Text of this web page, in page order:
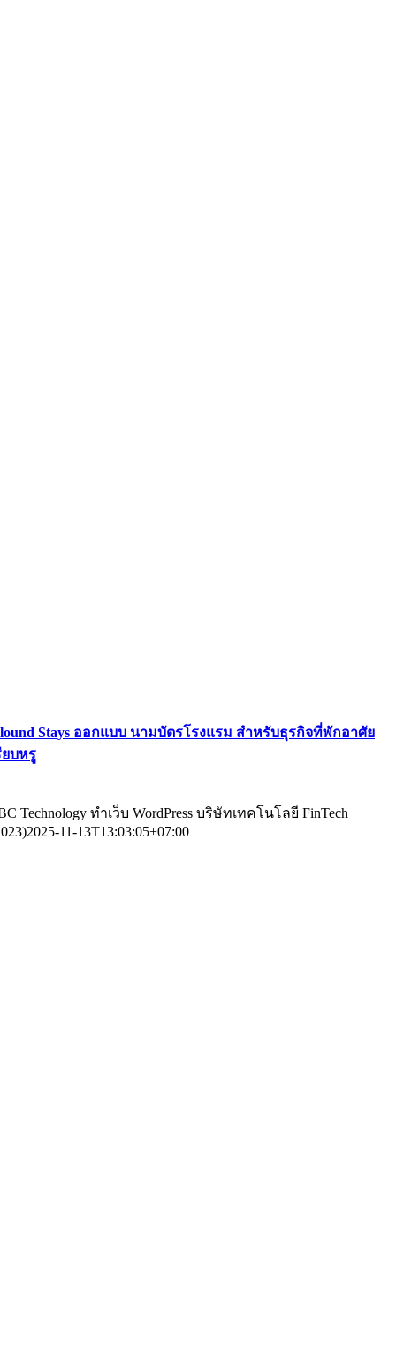
Stays ออกแบบ นามบัตรโรงแรม สำหรับธุรกิจที่พักอาศัย
ยบหรู
Technology ทําเว็บ WordPress บริษัทเทคโนโลยี FinTech
2025-11-13T13:03:05+07:00